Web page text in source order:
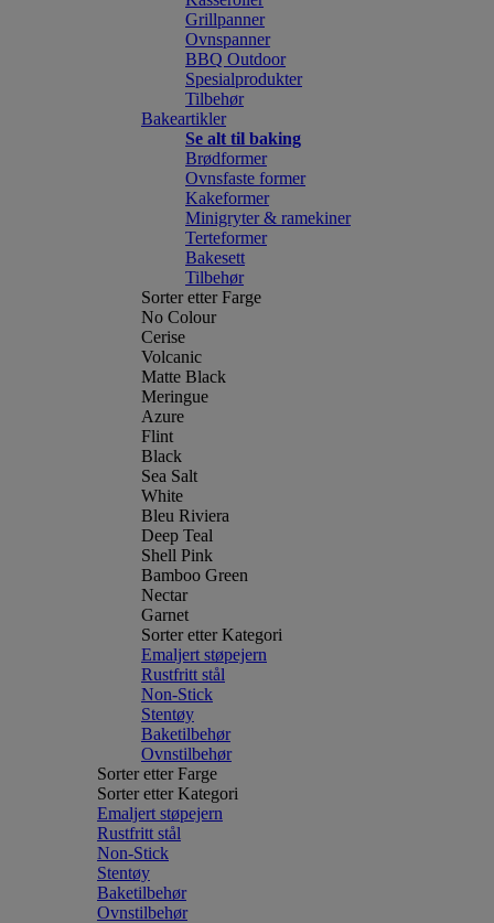
Grillpanner
Ovnspanner
BBQ Outdoor
Spesialprodukter
Tilbehør
Bakeartikler
Se alt til baking
Brødformer
Ovnsfaste former
Kakeformer
Minigryter & ramekiner
Terteformer
Bakesett
Tilbehør
Sorter etter Farge
No Colour
Cerise
Volcanic
Matte Black
Meringue
Azure
Flint
Black
Sea Salt
White
Bleu Riviera
Deep Teal
Shell Pink
Bamboo Green
Nectar
Garnet
Sorter etter Kategori
Emaljert støpejern
Rustfritt stål
Non-Stick
Stentøy
Baketilbehør
Ovnstilbehør
Sorter etter Farge
Sorter etter Kategori
Emaljert støpejern
Rustfritt stål
Non-Stick
Stentøy
Baketilbehør
Ovnstilbehør